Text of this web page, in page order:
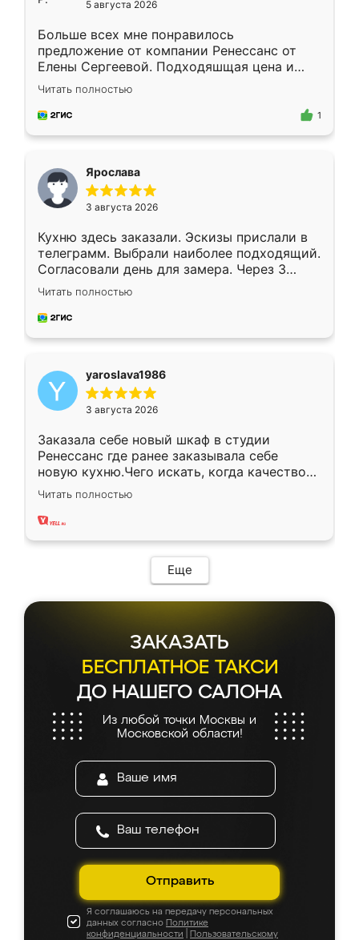
5 августа 2026
Больше всех мне понравилось
предложение от компании Ренессанс от
Елены Сергеевой. Подходяшщая цена и
короткие сроки изготовления. Приехавший
для замера сотрудник Владислав
предложил по моему эскизу самый
Читать полностью
1
Ярослава
3 августа 2026
Кухню здесь заказали. Эскизы прислали в
телеграмм. Выбрали наиболее подходящий.
Согласовали день для замера. Через 3
недели кухня была уже готова. Остались
довольны работой. Спасибо Ренессанс
мебель за качественную работу!
Читать полностью
yaroslava1986
3 августа 2026
Заказала себе новый шкаф в студии
Ренессанс где ранее заказывала себе
новую кухню.Чего искать, когда качеством
вполне довольна. Служит кухня уже почти
два года, нареканий нет.
Читать полностью
Еще
ЗАКАЗАТЬ
БЕСПЛАТНОЕ ТАКСИ
ДО НАШЕГО САЛОНА
Из любой точки Москвы и
Московской области!
Отправить
Я соглашаюсь на передачу персональных
данных согласно Политике
конфиденциальности
Пользовательскому